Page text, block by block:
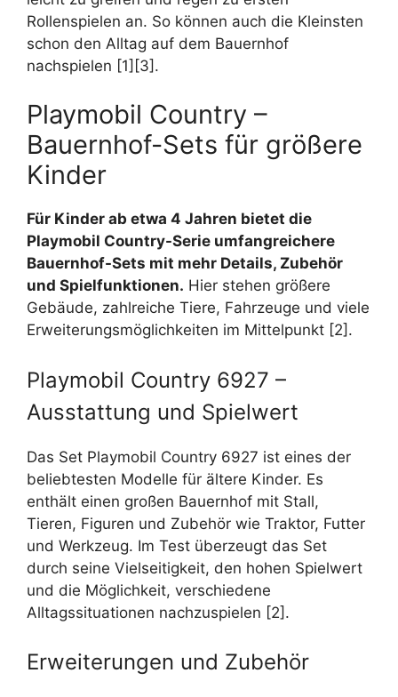
Rollenspielen an. So können auch die Kleinsten
schon den Alltag auf dem Bauernhof
nachspielen [1][3].
Playmobil Country –
Bauernhof-Sets für größere
Kinder
Für Kinder ab etwa 4 Jahren bietet die
Playmobil Country-Serie umfangreichere
Bauernhof-Sets mit mehr Details, Zubehör
und Spielfunktionen. Hier stehen größere
Gebäude, zahlreiche Tiere, Fahrzeuge und viele
Erweiterungsmöglichkeiten im Mittelpunkt [2].
Playmobil Country 6927 –
Ausstattung und Spielwert
Das Set Playmobil Country 6927 ist eines der
beliebtesten Modelle für ältere Kinder. Es
enthält einen großen Bauernhof mit Stall,
Tieren, Figuren und Zubehör wie Traktor, Futter
und Werkzeug. Im Test überzeugt das Set
durch seine Vielseitigkeit, den hohen Spielwert
und die Möglichkeit, verschiedene
Alltagssituationen nachzuspielen [2].
Erweiterungen und Zubehör